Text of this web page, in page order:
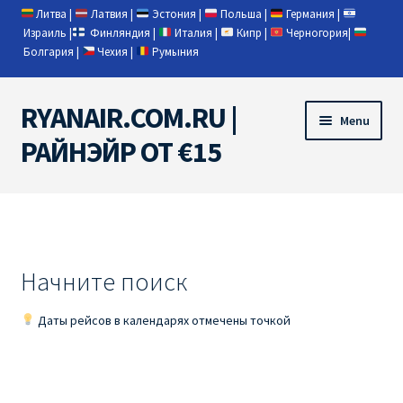
Литва | Латвия | Эстония | Польша | Германия |
Израиль | Финляндия | Италия | Кипр | Черногория|
Болгария | Чехия | Румыния
Skip
to
navigation
Skip
to
content
RYANAIR.COM.RU |
РАЙНЭЙР ОТ €15
Menu
RYANAIR PL ОТ € 9
Начните поиск
Даты рейсов в календарях отмечены точкой